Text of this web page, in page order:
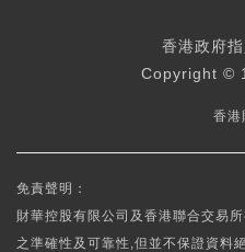
香港政府
Copyright ©
香港
免責聲明：
財華控股有限公司及香港聯合交易
之準確性及可靠性,但並不保證資料